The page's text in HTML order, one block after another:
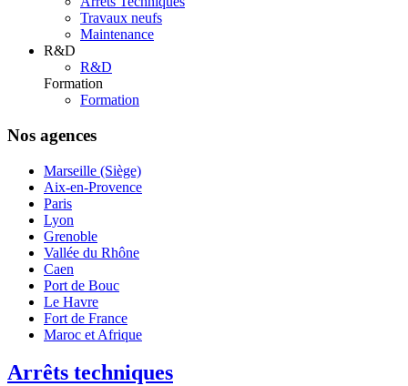
Travaux neufs
Maintenance
R&D
R&D
Formation
Formation
Nos agences
Marseille (Siège)
Aix-en-Provence
Paris
Lyon
Grenoble
Vallée du Rhône
Caen
Port de Bouc
Le Havre
Fort de France
Maroc et Afrique
Arrêts techniques